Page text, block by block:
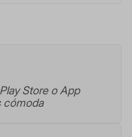
Store o App
cómoda